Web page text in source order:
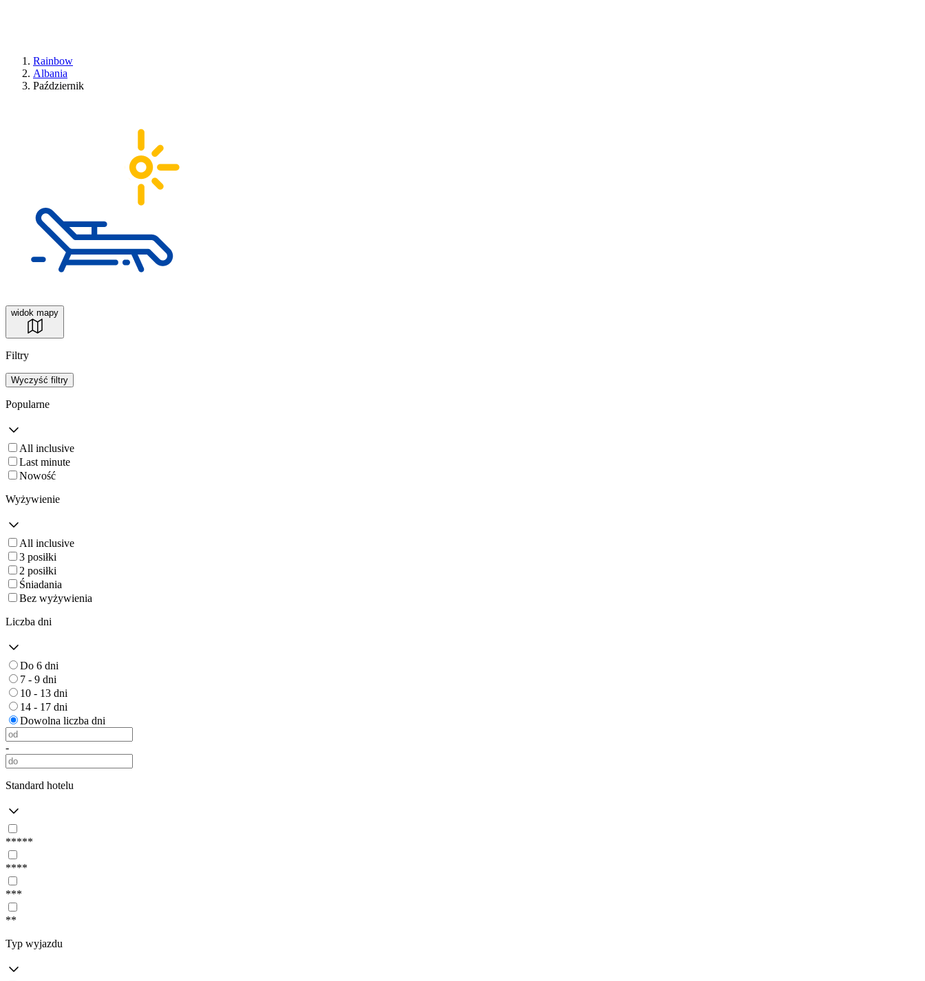
Rainbow
Albania
Październik
widok mapy
Filtry
Wyczyść filtry
Popularne
All inclusive
Last minute
Nowość
Wyżywienie
All inclusive
3 posiłki
2 posiłki
Śniadania
Bez wyżywienia
Liczba dni
Do 6 dni
7 - 9 dni
10 - 13 dni
14 - 17 dni
Dowolna liczba dni
-
Standard hotelu
*****
****
***
**
Typ wyjazdu